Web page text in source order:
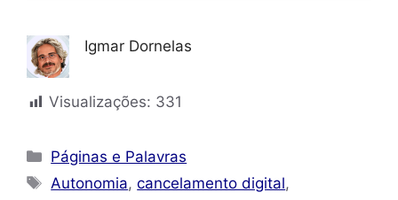
Igmar Dornelas
Visualizações: 331
Categorias
Páginas e Palavras
Tags
Autonomia,cancelamento digital,